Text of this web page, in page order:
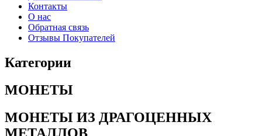
Контакты
О нас
Обратная связь
Отзывы Покупателей
Категории
МОНЕТЫ
МОНЕТЫ ИЗ ДРАГОЦЕННЫХ